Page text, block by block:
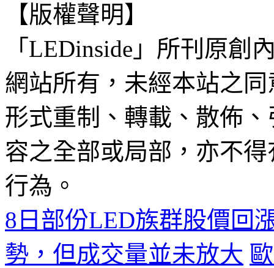
【版權聲明】
「LEDinside」所刊原創
網站所有，未經本站之
形式重制、轉載、散佈
容之全部或局部，亦不
行為。
8日部份LED族群股價回
勢，但成交量並未放大